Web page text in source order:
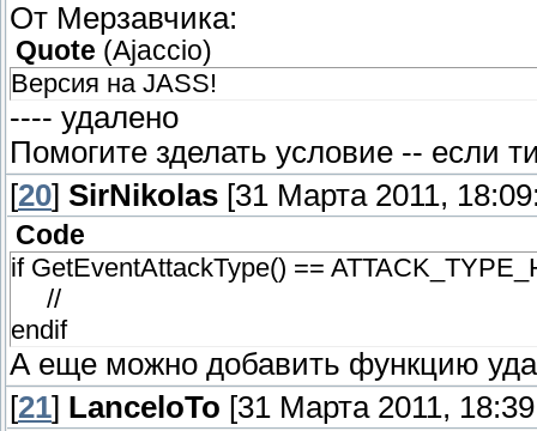
От Мерзавчика:
Quote (Ajaccio)
Версия на JASS!
---- удалено
Помогите зделать условие -- если
[20] SirNikolas [31 Марта 2011,
Code
if GetEventAttackType() ==
//
endif
А еще можно добавить функцию
[21] LanceloTo [31 Марта 2011,